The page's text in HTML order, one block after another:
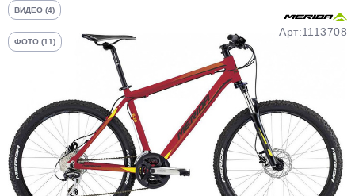
ВИДЕО (4)
ФОТО (11)
Арт:1113708
График платежей
Добавляйте товары
в корзину